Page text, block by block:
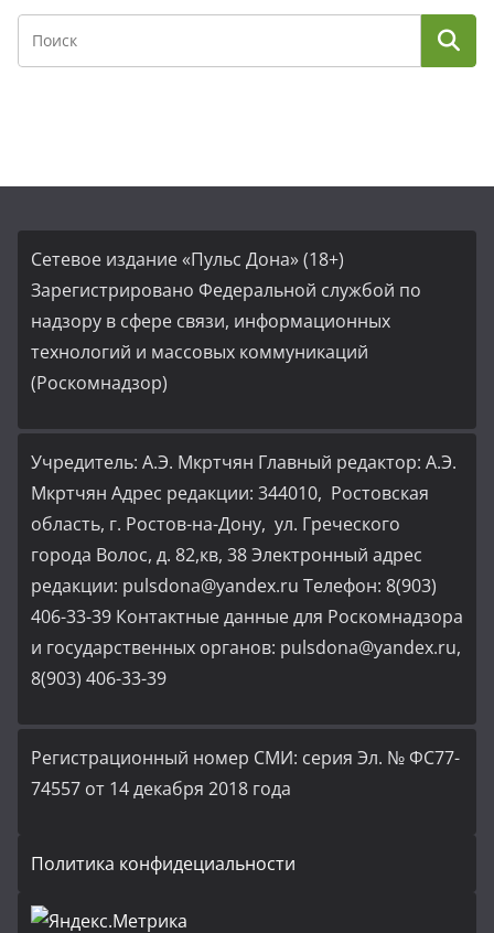
Сетевое издание «Пульс Дона» (18+)
Зарегистрировано Федеральной службой по
надзору в сфере связи, информационных
технологий и массовых коммуникаций
(Роскомнадзор)
Учредитель: А.Э. Мкртчян Главный редактор: А.Э.
Мкртчян Адрес редакции: 344010, Ростовская
область, г. Ростов-на-Дону, ул. Греческого
города Волос, д. 82,кв, 38 Электронный адрес
редакции: pulsdona@yandex.ru Телефон: 8(903)
406-33-39 Контактные данные для Роскомнадзора
и государственных органов: pulsdona@yandex.ru,
8(903) 406-33-39
Регистрационный номер СМИ: серия Эл. № ФС77-
74557 от 14 декабря 2018 года
Политика конфидециальности